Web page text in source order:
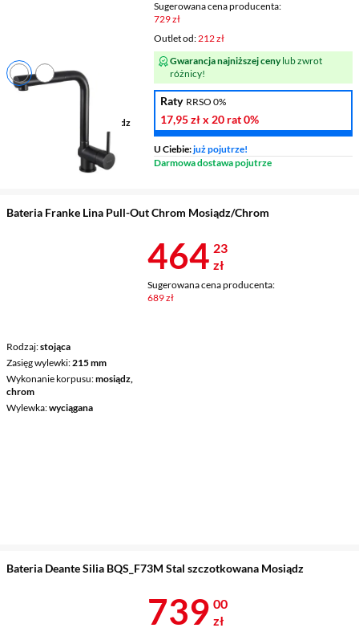
Rodzaj
mosiądz
wyciągana
Sugerowana cena producenta:
729 zł
Outlet od:212 zł
Gwarancja najniższej cenylub zwrot
różnicy!
Raty RRSO 0%
17,95 złx 20 rat0%
U Ciebie:już pojutrze!
Darmowa dostawa pojutrze
Bateria Franke Lina Pull-Out Chrom Mosiądz/Chrom
Rodzaj stojąca
Zasięg wylewki 215 mm
Wykonanie korpusu mosiądz,
chrom
Wylewka wyciągana
Cena 464,23
464 23
zł
Sugerowana cena producenta:
689 zł
Bateria Deante Silia BQS_F73M Stal szczotkowana Mosiądz
Cena 739 zł
739 00
zł